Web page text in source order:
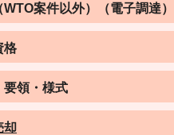
WTO案件以外）（電子調達）
格
要領・様式
却